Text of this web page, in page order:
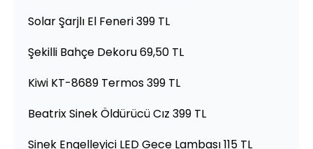
Solar Şarjlı El Feneri 399 TL
Şekilli Bahçe Dekoru 69,50 TL
Kiwi KT-8689 Termos 399 TL
Beatrix Sinek Öldürücü Cız 399 TL
Sinek Engelleyici LED Gece Lambası 115 TL